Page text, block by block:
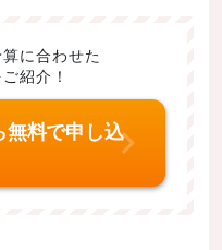
に合わせた
紹介！
無料で申し込